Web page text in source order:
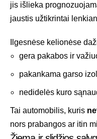
jis išlieka
jaustis užtikrintai
Ilgesnėse kelionėse
gera pakabos ir
pakankama garso
nedidelės kuro
Tai automobilis, kuris
nors prabangos ar itin